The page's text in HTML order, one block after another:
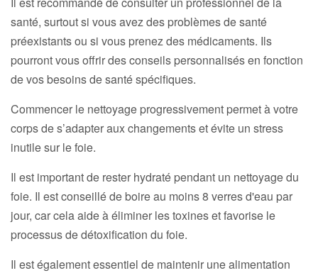
santé, surtout si vous avez des problèmes de santé
préexistants ou si vous prenez des médicaments. Ils
pourront vous offrir des conseils personnalisés en fonction
de vos besoins de santé spécifiques.
Commencer le nettoyage progressivement permet à votre
corps de s’adapter aux changements et évite un stress
inutile sur le foie.
Il est important de rester hydraté pendant un nettoyage du
foie. Il est conseillé de boire au moins 8 verres d'eau par
jour, car cela aide à éliminer les toxines et favorise le
processus de détoxification du foie.
Il est également essentiel de maintenir une alimentation